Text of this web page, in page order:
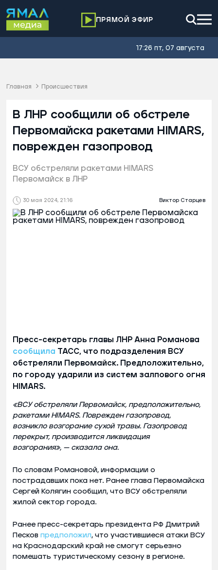
ПРЯМОЙ ЭФИР
17:26 пт, 07 августа
Главная Происшествия
30 мая 2024, 21:16 Виктор Старцев
В ЛНР сообщили об обстреле
Первомайска ракетами HIMARS,
поврежден газопровод
ВСУ обстреляли ракетами HIMARS
Первомайск в ЛНР
Пресс-секретарь главы ЛНР Анна Романова
сообщила ТАСС, что подразделения ВСУ
обстреляли Первомайск. Предположительно,
по городу ударили из систем залпового огня
HIMARS.
«ВСУ обстреляли Первомайск, предположительно,
ракетами HIMARS. Поврежден газопровод,
возникло возгорание сухой травы. Газопровод
перекрыт, производится ликвидация
возгорания», — сказала она.
По словам Романовой, информации о
пострадавших пока нет. Ранее глава Первомайска
Сергей Колягин сообщил, что ВСУ обстреляли
жилой сектор города.
Ранее пресс-секретарь президента РФ Дмитрий
Песков предположил, что участившиеся атаки ВСУ
на Краснодарский край не смогут серьезно
помешать туристическому сезону в регионе.